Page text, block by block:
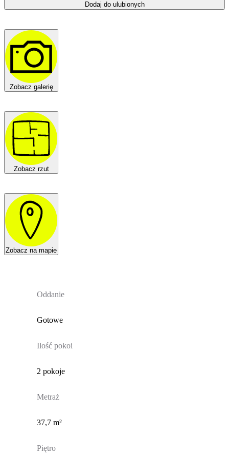
Dodaj do ulubionych
Zobacz galerię
Zobacz rzut
Zobacz na mapie
Oddanie
Gotowe
Ilość pokoi
2 pokoje
Metraż
37,7 m²
Piętro